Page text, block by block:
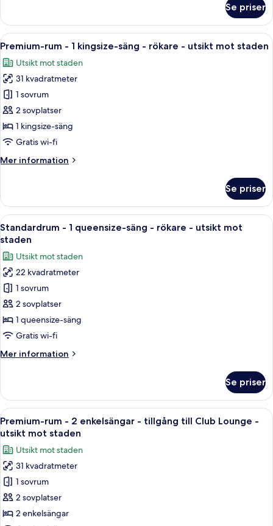
-
enkelsäng
Se priser
Öppna
alla
foton
för
Premium-
rum
-
1
säng
-
utsikt
mot
staden
Ett hotellrum med en stor säng, ett
7
Premium-rum - 1 kingsize-säng - rökare - utsikt mot staden
Utsikt mot staden
31 kvadratmeter
1 sovrum
2 sovplatser
1 kingsize-säng
Gratis wi-fi
Mer information
Mer
rum
1
kingsize-
-
rökare
utsikt
mot
Se priser
Öppna
alla
foton
för
Standardrum
-
1
queensize-
säng
rökare
mot
staden
Ett hotellrum med en stor säng, ett
5
Standardrum - 1 queensize-säng - rökare - utsikt mot
staden
Utsikt mot staden
22 kvadratmeter
1 sovrum
2 sovplatser
1 queensize-säng
Gratis wi-fi
Mer information
Mer
-
queensize-
säng
rökare
utsikt
mot
staden
Se priser
Öppna
alla
foton
för
Premium-
rum
-
2
Ett hotellrum med två sängar, ett
11
Premium-rum - 2 enkelsängar - tillgång till Club Lounge -
utsikt mot staden
Utsikt mot staden
31 kvadratmeter
1 sovrum
2 sovplatser
2 enkelsängar